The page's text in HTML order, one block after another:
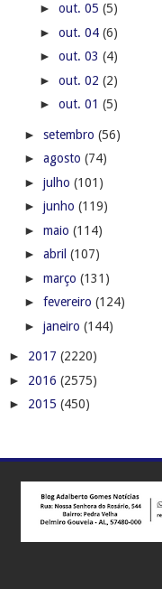
► out. 05 (5)
► out. 04 (6)
► out. 03 (4)
► out. 02 (2)
► out. 01 (5)
► setembro (56)
► agosto (74)
► julho (101)
► junho (119)
► maio (114)
► abril (107)
► março (131)
► fevereiro (124)
► janeiro (144)
► 2017 (2220)
► 2016 (2575)
► 2015 (450)